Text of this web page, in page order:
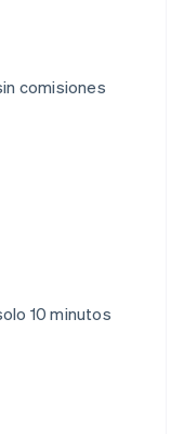
comisiones
10 minutos